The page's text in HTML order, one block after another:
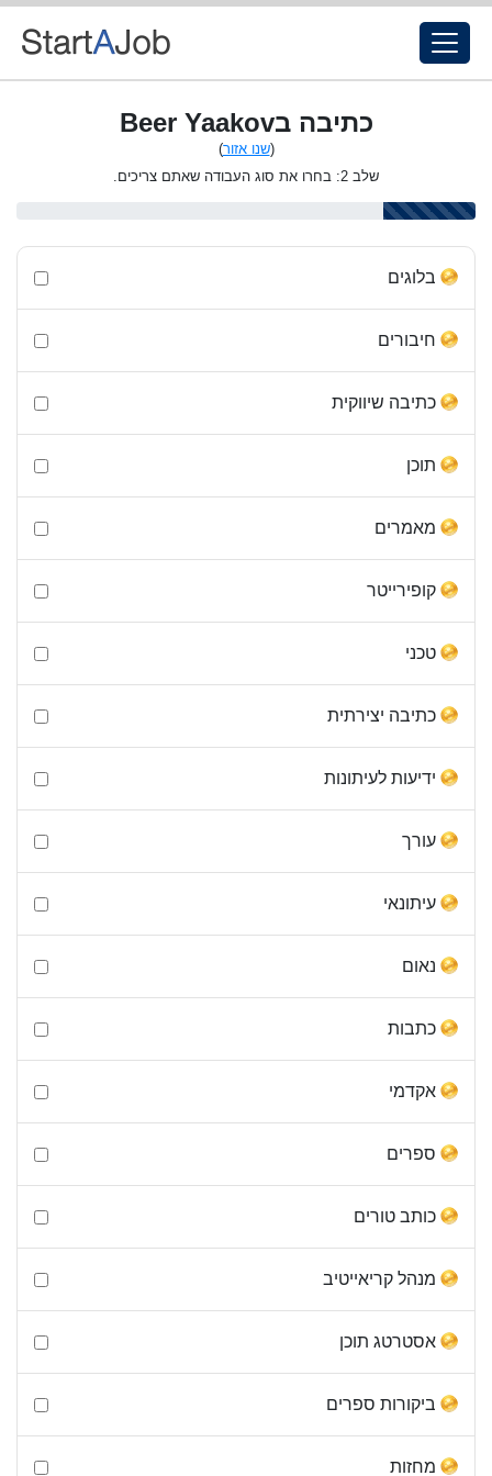
כתיבה בBeer Yaakov
(שנו אזור)
שלב 2: בחרו את סוג העבודה שאתם צריכים.
בלוגים
חיבורים
כתיבה שיווקית
תוכן
מאמרים
קופירייטר
טכני
כתיבה יצירתית
ידיעות לעיתונות
עורך
עיתונאי
נאום
כתבות
אקדמי
ספרים
כותב טורים
מנהל קריאייטיב
אסטרטג תוכן
ביקורות ספרים
מחזות